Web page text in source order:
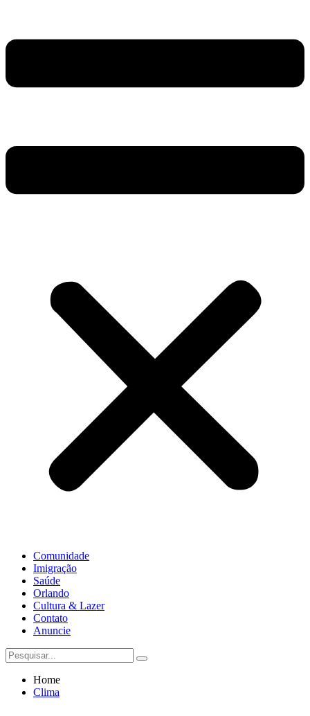
Comunidade
Imigração
Saúde
Orlando
Cultura & Lazer
Contato
Anuncie
Home
Clima